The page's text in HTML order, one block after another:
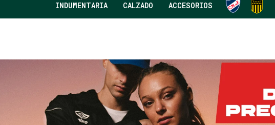
INDUMENTARIA CALZADO ACCESORIOS